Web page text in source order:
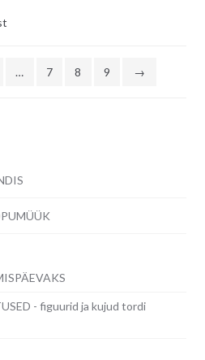
Sorditud
… 7 8 9 →
- figuurid ja kujud tordi